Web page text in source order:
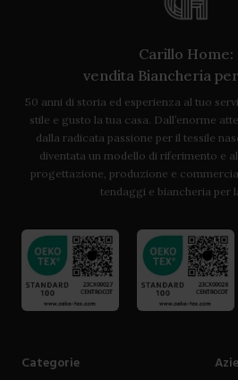
Carillo Home:
vendita Biancheria
50 anni di storia ed esperienza al tuo
stile e gusto la tua casa. Dall’enorme
dalla radicata passione per il tessile
diventata un modello di riferimento e
progettazione, produzione e
tendaggi e biancheria per
Categorie